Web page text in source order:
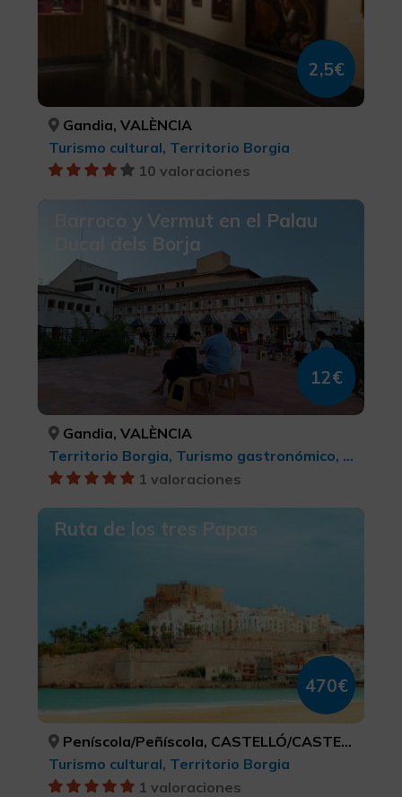
2,5€
Gandia, VALÈNCIA
Turismo cultural, Territorio Borgia
10 valoraciones
Barroco y Vermut en el Palau
Ducal dels Borja
12€
Gandia, VALÈNCIA
Territorio Borgia, Turismo gastronómico, Turismo cultural
1 valoraciones
Ruta de los tres Papas
470€
Peníscola/Peñíscola, CASTELLÓ/CASTELLÓN
Turismo cultural, Territorio Borgia
1 valoraciones